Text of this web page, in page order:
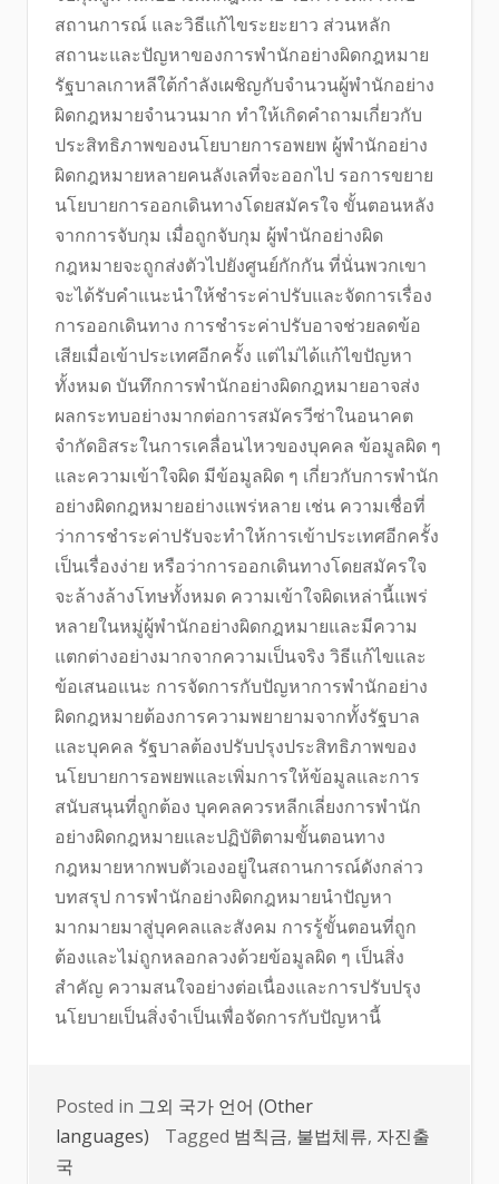
สถานการณ์ และวิธีแก้ไขระยะยาว ส่วนหลัก
สถานะและปัญหาของการพำนักอย่างผิดกฎหมาย
รัฐบาลเกาหลีใต้กำลังเผชิญกับจำนวนผู้พำนักอย่าง
ผิดกฎหมายจำนวนมาก ทำให้เกิดคำถามเกี่ยวกับ
ประสิทธิภาพของนโยบายการอพยพ ผู้พำนักอย่าง
ผิดกฎหมายหลายคนลังเลที่จะออกไป รอการขยาย
นโยบายการออกเดินทางโดยสมัครใจ ขั้นตอนหลัง
จากการจับกุม เมื่อถูกจับกุม ผู้พำนักอย่างผิด
กฎหมายจะถูกส่งตัวไปยังศูนย์กักกัน ที่นั่นพวกเขา
จะได้รับคำแนะนำให้ชำระค่าปรับและจัดการเรื่อง
การออกเดินทาง การชำระค่าปรับอาจช่วยลดข้อ
เสียเมื่อเข้าประเทศอีกครั้ง แต่ไม่ได้แก้ไขปัญหา
ทั้งหมด บันทึกการพำนักอย่างผิดกฎหมายอาจส่ง
ผลกระทบอย่างมากต่อการสมัครวีซ่าในอนาคต
จำกัดอิสระในการเคลื่อนไหวของบุคคล ข้อมูลผิด ๆ
และความเข้าใจผิด มีข้อมูลผิด ๆ เกี่ยวกับการพำนัก
อย่างผิดกฎหมายอย่างแพร่หลาย เช่น ความเชื่อที่
ว่าการชำระค่าปรับจะทำให้การเข้าประเทศอีกครั้ง
เป็นเรื่องง่าย หรือว่าการออกเดินทางโดยสมัครใจ
จะล้างล้างโทษทั้งหมด ความเข้าใจผิดเหล่านี้แพร่
หลายในหมู่ผู้พำนักอย่างผิดกฎหมายและมีความ
แตกต่างอย่างมากจากความเป็นจริง วิธีแก้ไขและ
ข้อเสนอแนะ การจัดการกับปัญหาการพำนักอย่าง
ผิดกฎหมายต้องการความพยายามจากทั้งรัฐบาล
และบุคคล รัฐบาลต้องปรับปรุงประสิทธิภาพของ
นโยบายการอพยพและเพิ่มการให้ข้อมูลและการ
สนับสนุนที่ถูกต้อง บุคคลควรหลีกเลี่ยงการพำนัก
อย่างผิดกฎหมายและปฏิบัติตามขั้นตอนทาง
กฎหมายหากพบตัวเองอยู่ในสถานการณ์ดังกล่าว
บทสรุป การพำนักอย่างผิดกฎหมายนำปัญหา
มากมายมาสู่บุคคลและสังคม การรู้ขั้นตอนที่ถูก
ต้องและไม่ถูกหลอกลวงด้วยข้อมูลผิด ๆ เป็นสิ่ง
สำคัญ ความสนใจอย่างต่อเนื่องและการปรับปรุง
นโยบายเป็นสิ่งจำเป็นเพื่อจัดการกับปัญหานี้
Posted in 그외 국가 언어 (Other
languages)
Tagged 범칙금, 불법체류, 자진출
국